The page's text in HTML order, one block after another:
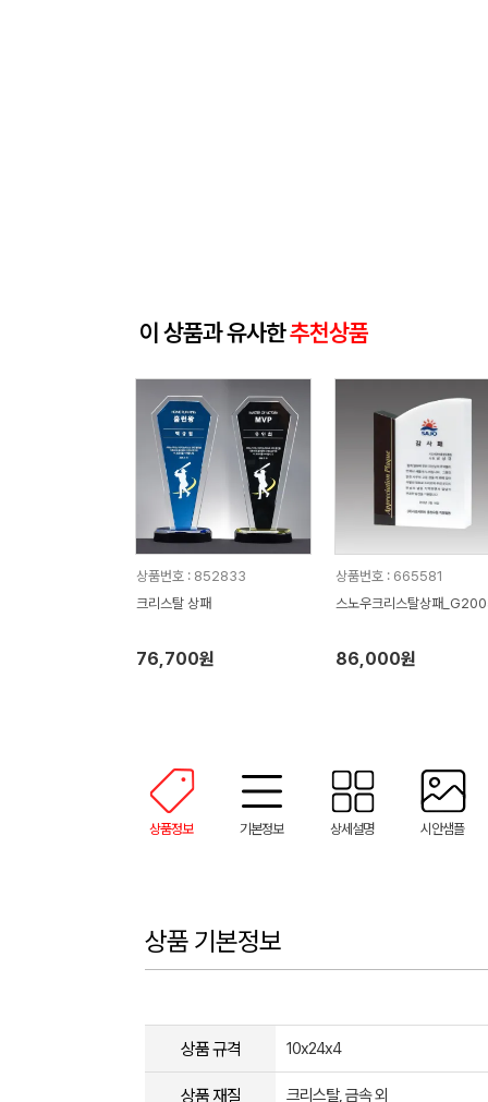
이 상품과 유사한추천상품
상품번호 : 852833
크리스탈 상패
76,700원
상품번호 : 665581
스노우크리스탈상패
86,000원
상품정보 기본정보 상세설명 시안샘플
상품 기본정보
상품 규격 10x24x4
상품 재질 크리스탈, 금속 외